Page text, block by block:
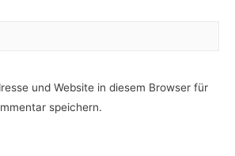
und Website in diesem Browser für
speichern.